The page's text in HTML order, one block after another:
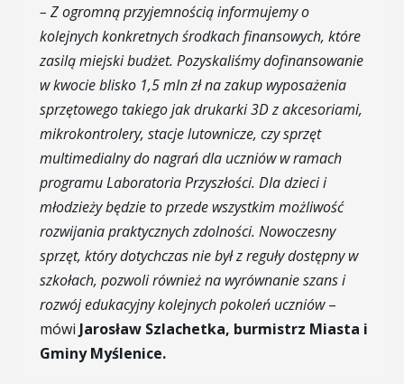
– Z ogromną przyjemnością informujemy o
kolejnych konkretnych środkach finansowych, które
zasilą miejski budżet. Pozyskaliśmy dofinansowanie
w kwocie blisko 1,5 mln zł na zakup wyposażenia
sprzętowego takiego jak drukarki 3D z akcesoriami,
mikrokontrolery, stacje lutownicze, czy sprzęt
multimedialny do nagrań dla uczniów w ramach
programu Laboratoria Przyszłości. Dla dzieci i
młodzieży będzie to przede wszystkim możliwość
rozwijania praktycznych zdolności. Nowoczesny
sprzęt, który dotychczas nie był z reguły dostępny w
szkołach, pozwoli również na wyrównanie szans i
rozwój edukacyjny kolejnych pokoleń uczniów–
mówi Jarosław Szlachetka, burmistrz Miasta i
Gminy Myślenice.